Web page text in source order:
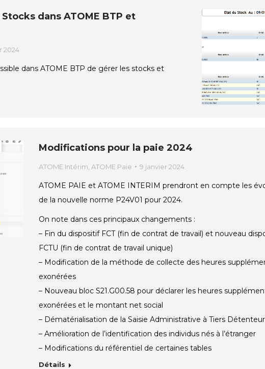
dans ATOME BTP et
2024
dans ATOME BTP de gérer les stocks et
Modifications pour la paie 2024
ATOME Intérim ATOME Paie 9 janvier 2024
ATOME PAIE et ATOME INTERIM prendront en compte les
de la nouvelle norme P24V01 pour 2024.
On note dans ces principaux changements :
– Fin du dispositif FCT (fin de contrat de travail) et nouveau
FCTU (fin de contrat de travail unique)
– Modification de la méthode de collecte des heures
exonérées
– Nouveau bloc S21.G00.58 pour déclarer les heures
exonérées et le montant net social
– Dématérialisation de la Saisie Administrative à Tiers Détenteur
– Amélioration de l’identification des individus nés à l’étranger
– Modifications du référentiel de certaines tables
Détails